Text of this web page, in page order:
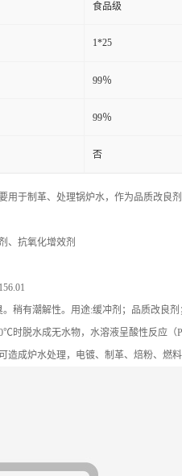
食品级
1*25
99％
99％
否
用于制革、处理锅炉水，作为品质改
、抗氧化增效剂
稍有潮解性。用途:缓冲剂；品质改良
时脱水成无水物，水溶液呈酸性反应（
成炉水处理，电镀、制革、焙粉、燃